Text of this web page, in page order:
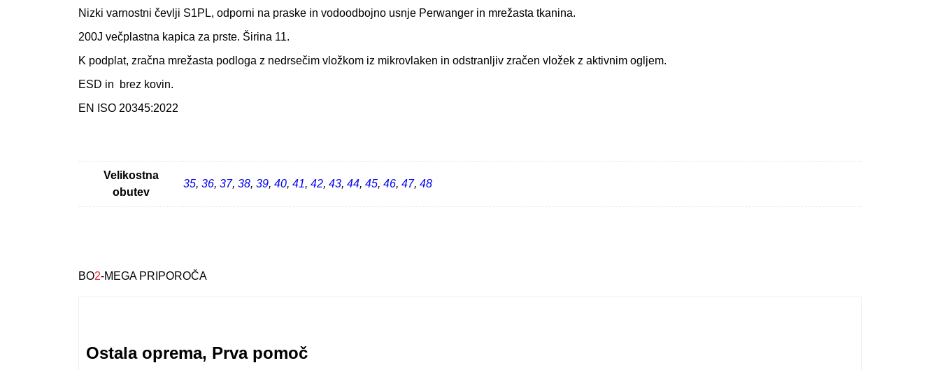
Nizki varnostni čevlji S1PL, odporni na praske in vodoodbojno usnje Perwanger in mrežasta tkanina.
200J večplastna kapica za prste. Širina 11.
K podplat, zračna mrežasta podloga z nedrsečim vložkom iz mikrovlaken in odstranljiv zračen vložek z aktivnim ogljem.
ESD in brez kovin.
EN ISO 20345:2022
Velikostna
obutev
35, 36, 37, 38, 39, 40, 41, 42, 43, 44, 45, 46, 47, 48
BO2-MEGA PRIPOROČA
Ostala oprema, Prva pomoč